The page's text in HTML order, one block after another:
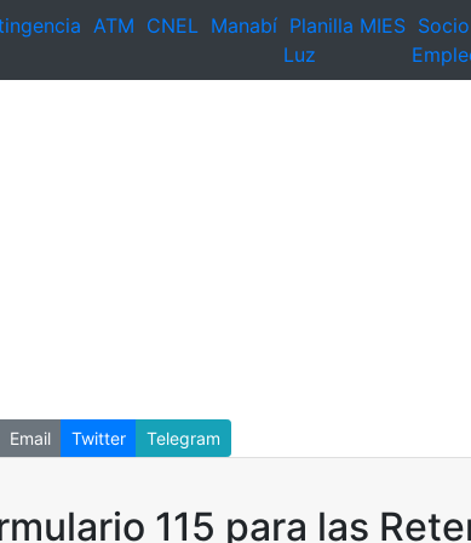
ATM CNEL Manabí Planilla
Luz
MIES Socio
Email Twitter Telegram
115 para las